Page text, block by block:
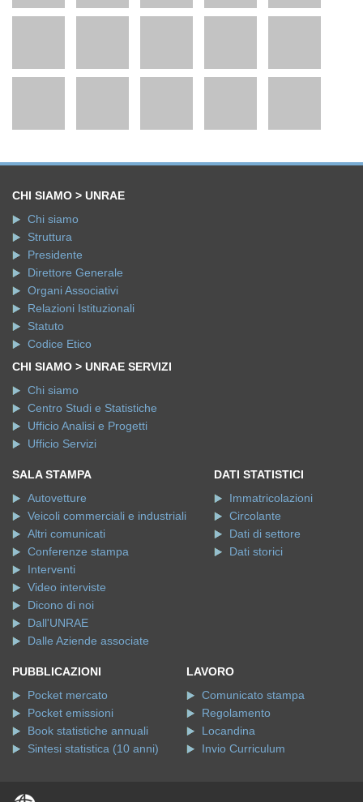
CHI SIAMO > UNRAE
Chi siamo
Struttura
Presidente
Direttore Generale
Organi Associativi
Relazioni Istituzionali
Statuto
Codice Etico
CHI SIAMO > UNRAE SERVIZI
Chi siamo
Centro Studi e Statistiche
Ufficio Analisi e Progetti
Ufficio Servizi
SALA STAMPA
Autovetture
Veicoli commerciali e industriali
Altri comunicati
Conferenze stampa
Interventi
Video interviste
Dicono di noi
Dall'UNRAE
Dalle Aziende associate
DATI STATISTICI
Immatricolazioni
Circolante
Dati di settore
Dati storici
PUBBLICAZIONI
Pocket mercato
Pocket emissioni
Book statistiche annuali
Sintesi statistica (10 anni)
LAVORO
Comunicato stampa
Regolamento
Locandina
Invio Curriculum